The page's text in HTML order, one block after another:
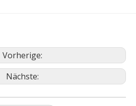
Vorherige:
Nächste: